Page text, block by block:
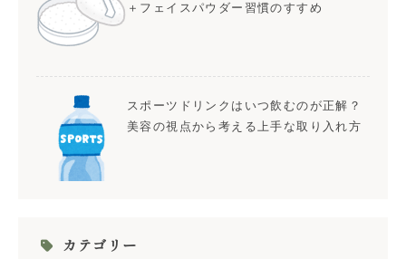
＋フェイスパウダー習慣のすすめ
スポーツドリンクはいつ飲むのが正解？
美容の視点から考える上手な取り入れ方
カテゴリー